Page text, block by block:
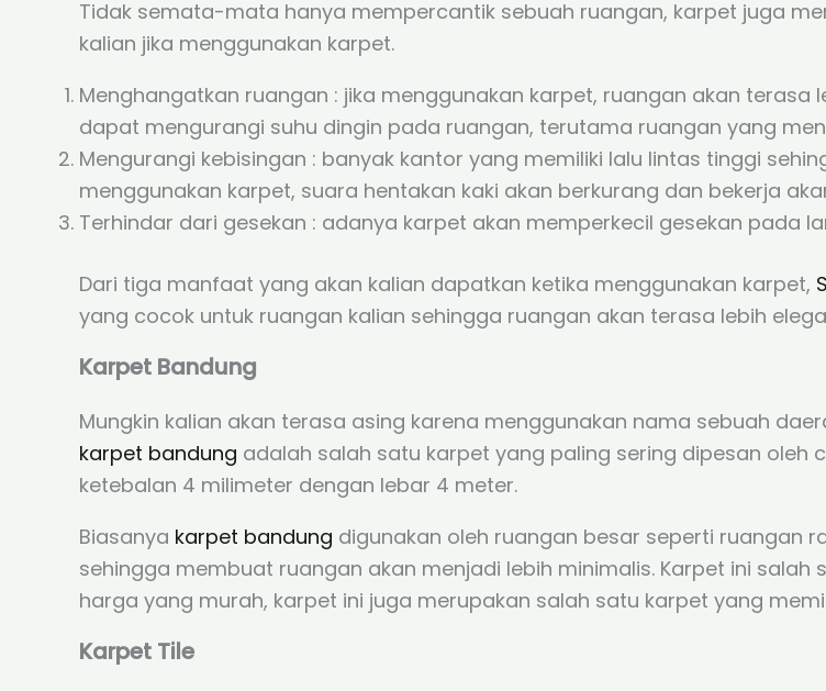
Tidak semata-mata hanya mempercantik sebuah ruangan, karpet juga
kalian jika menggunakan karpet.
Menghangatkan ruangan : jika menggunakan karpet, ruangan akan
dapat mengurangi suhu dingin pada ruangan, terutama ruangan yang
Mengurangi kebisingan : banyak kantor yang memiliki lalu lintas tinggi
menggunakan karpet, suara hentakan kaki akan berkurang dan bekerja
Terhindar dari gesekan : adanya karpet akan memperkecil gesekan pada
Dari tiga manfaat yang akan kalian dapatkan ketika menggunakan karpet,
yang cocok untuk ruangan kalian sehingga ruangan akan terasa lebih
Karpet Bandung
Mungkin kalian akan terasa asing karena menggunakan nama sebuah
karpet bandung adalah salah satu karpet yang paling sering dipesan oleh
ketebalan 4 milimeter dengan lebar 4 meter.
Biasanya karpet bandung digunakan oleh ruangan besar seperti ruangan
sehingga membuat ruangan akan menjadi lebih minimalis. Karpet ini
harga yang murah, karpet ini juga merupakan salah satu karpet yang
Karpet Tile